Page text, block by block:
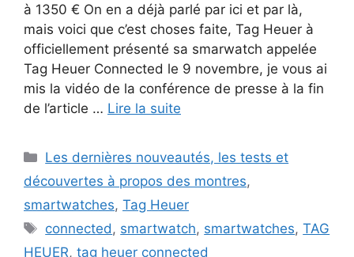
à 1350 € On en a déjà parlé par ici et par là,
mais voici que c’est choses faite, Tag Heuer à
officiellement présenté sa smarwatch appelée
Tag Heuer Connected le 9 novembre, je vous ai
mis la vidéo de la conférence de presse à la fin
de l’article … Lire la suite
Catégories
Les dernières nouveautés, les tests et
découvertes à propos des montres,
smartwatches, Tag Heuer
Étiquettes
connected , smartwatch, smartwatches,TAG
HEUER, tag heuer connected